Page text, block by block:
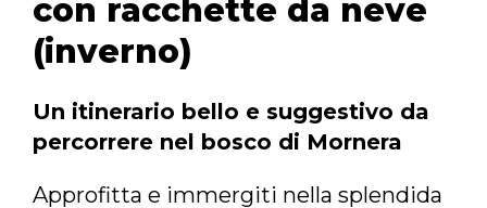
con racchette da neve
(inverno)
Un itinerario bello e suggestivo da
percorrere nel bosco di Mornera
Approfitta e immergiti nella splendida